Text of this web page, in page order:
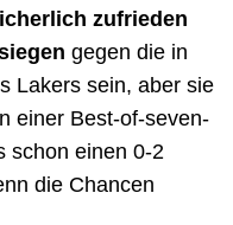
zufrieden
gegen die in
Lakers sein, aber sie
einer Best-of-seven-
schon einen 0-2
die Chancen